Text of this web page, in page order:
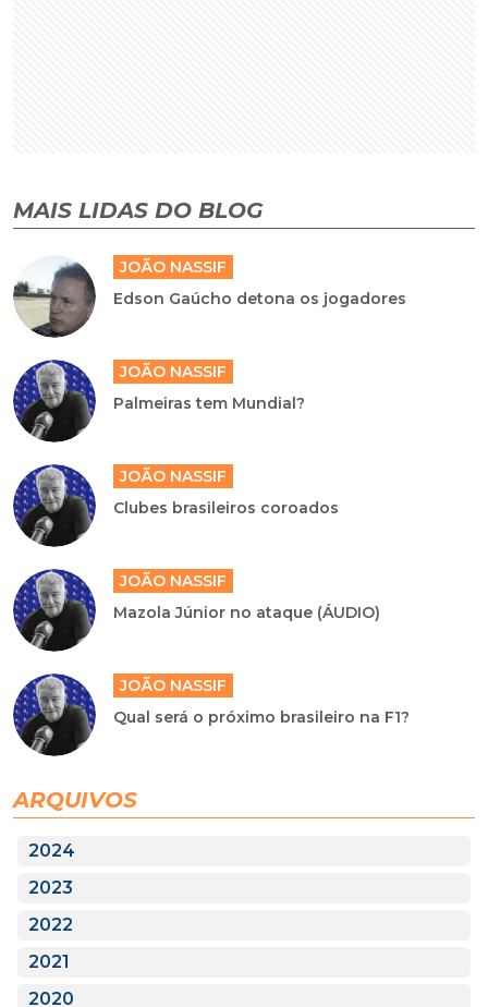
MAIS LIDAS DO BLOG
JOÃO NASSIF
Edson Gaúcho detona os jogadores
JOÃO NASSIF
Palmeiras tem Mundial?
JOÃO NASSIF
Clubes brasileiros coroados
JOÃO NASSIF
Mazola Júnior no ataque (ÁUDIO)
JOÃO NASSIF
Qual será o próximo brasileiro na F1?
ARQUIVOS
2024
2023
2022
2021
2020